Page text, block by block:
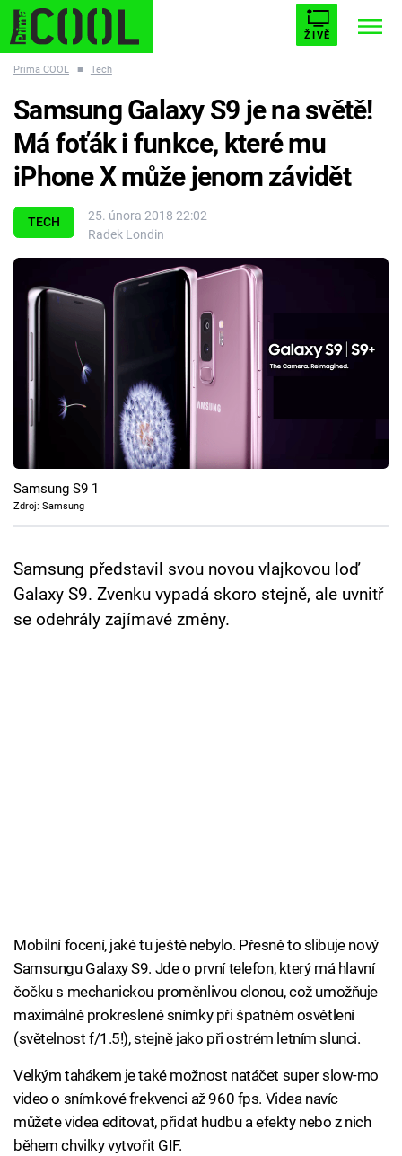
ŽIVĚ
ESCAPE PLNEJ KOTEL AVENGERS 5
Témata
Filmy
Seriály
Hry
Cool Esport
Pořady
TV Program
Přihlášení
Prima COOL ■ Tech
TECH
25. února 2018 22:02
Radek Londin
Samsung Galaxy S9 je na světě!
Má foťák i funkce, které mu
iPhone X může jenom závidět
Samsung S9 1
Zdroj: Samsung
Samsung představil svou novou vlajkovou loď
Galaxy S9. Zvenku vypadá skoro stejně, ale uvnitř
se odehrály zajímavé změny.
Mobilní focení, jaké tu ještě nebylo. Přesně to slibuje nový
Samsungu Galaxy S9. Jde o první telefon, který má hlavní
čočku s mechanickou proměnlivou clonou, což umožňuje
maximálně prokreslené snímky při špatném osvětlení
(světelnost f/1.5!), stejně jako při ostrém letním slunci.
Velkým tahákem je také možnost natáčet super slow-mo
video o snímkové frekvenci až 960 fps. Videa navíc
můžete videa editovat, přidat hudbu a efekty nebo z nich
během chvilky vytvořit GIF.